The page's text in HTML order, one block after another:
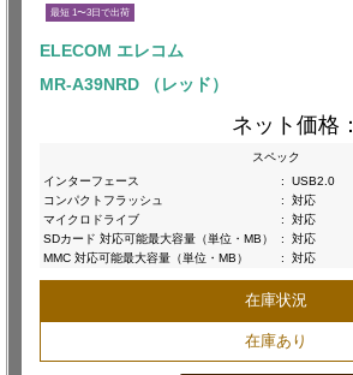
最短 1〜3日で出荷
ELECOM エレコム
MR-A39NRD （レッド）
ネット価格：
スペック
インターフェース
:
USB2.0
コンパクトフラッシュ
:
対応
マイクロドライブ
:
対応
SDカード 対応可能最大容量（単位・MB）
:
対応
MMC 対応可能最大容量（単位・MB）
: 対応
在庫状況
在庫あり